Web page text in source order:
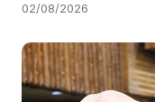
02/08/2026